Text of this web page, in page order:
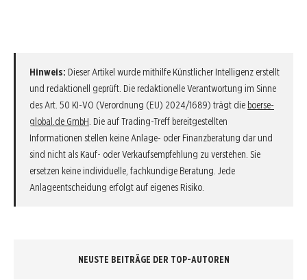
Hinweis: Dieser Artikel wurde mithilfe Künstlicher Intelligenz erstellt
und redaktionell geprüft. Die redaktionelle Verantwortung im Sinne
des Art. 50 KI-VO (Verordnung (EU) 2024/1689) trägt die boerse-
global.de GmbH . Die auf Trading-Treff bereitgestellten
Informationen stellen keine Anlage- oder Finanzberatung dar und
sind nicht als Kauf- oder Verkaufsempfehlung zu verstehen. Sie
ersetzen keine individuelle, fachkundige Beratung. Jede
Anlageentscheidung erfolgt auf eigenes Risiko.
NEUSTE BEITRÄGE DER TOP-AUTOREN